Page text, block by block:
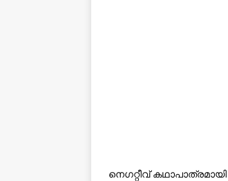
നെഗറ്റീവ്